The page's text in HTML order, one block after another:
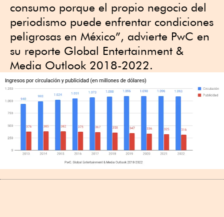
consumo porque el propio negocio del
periodismo puede enfrentar condiciones
peligrosas en México”, advierte PwC en
su reporte Global Entertainment &
Media Outlook 2018-2022.